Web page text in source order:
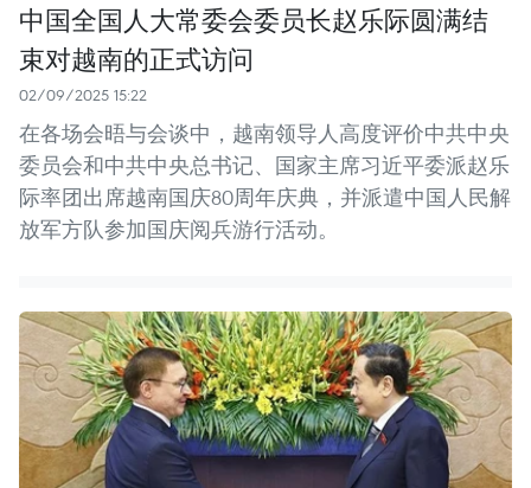
中国全国人大常委会委员长赵乐际圆满结
束对越南的正式访问
02/09/2025 15:22
在各场会晤与会谈中，越南领导人高度评价中共中央
委员会和中共中央总书记、国家主席习近平委派赵乐
际率团出席越南国庆80周年庆典，并派遣中国人民解
放军方队参加国庆阅兵游行活动。